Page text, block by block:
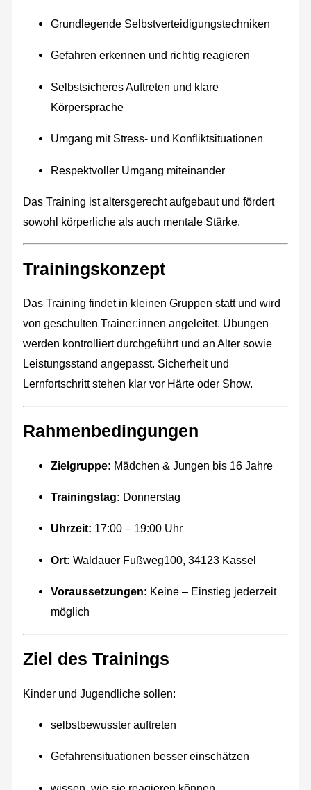
Grundlegende Selbstverteidigungstechniken
Gefahren erkennen und richtig reagieren
Selbstsicheres Auftreten und klare
Körpersprache
Umgang mit Stress- und Konfliktsituationen
Respektvoller Umgang miteinander
Das Training ist altersgerecht aufgebaut und fördert
sowohl körperliche als auch mentale Stärke.
Trainingskonzept
Das Training findet in kleinen Gruppen statt und wird
von geschulten Trainer:innen angeleitet. Übungen
werden kontrolliert durchgeführt und an Alter sowie
Leistungsstand angepasst. Sicherheit und
Lernfortschritt stehen klar vor Härte oder Show.
Rahmenbedingungen
Zielgruppe: Mädchen & Jungen bis 16 Jahre
Trainingstag: Donnerstag
Uhrzeit: 17:00 – 19:00 Uhr
Ort: Waldauer Fußweg100, 34123 Kassel
Voraussetzungen: Keine – Einstieg jederzeit
möglich
Ziel des Trainings
Kinder und Jugendliche sollen:
selbstbewusster auftreten
Gefahrensituationen besser einschätzen